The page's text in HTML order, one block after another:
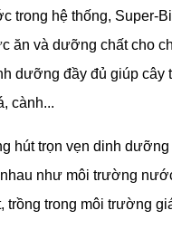
trong hệ thống, Super-
ăn và dưỡng chất cho
dưỡng đầy đủ giúp cây
cành...
hút trọn vẹn dinh
như môi trường
trồng trong môi trường